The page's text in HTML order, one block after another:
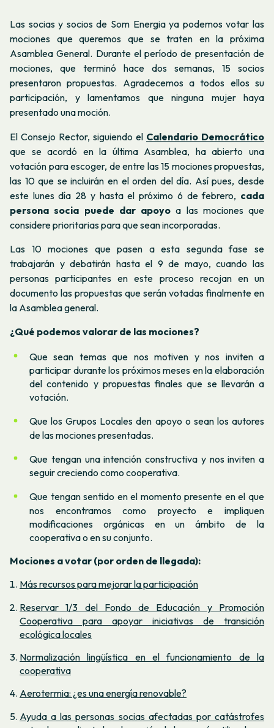
Las socias y socios de Som Energia ya podemos votar las
mociones que queremos que se traten en la próxima
Asamblea General. Durante el período de presentación de
mociones, que terminó hace dos semanas, 15 socios
presentaron propuestas. Agradecemos a todos ellos su
participación, y lamentamos que ninguna mujer haya
presentado una moción.
El Consejo Rector, siguiendo el Calendario Democrático
que se acordó en la última Asamblea, ha abierto una
votación para escoger, de entre las 15 mociones propuestas,
las 10 que se incluirán en el orden del día. Así pues, desde
este lunes día 28 y hasta el próximo 6 de febrero, cada
persona socia puede dar apoyo a las mociones que
considere prioritarias para que sean incorporadas.
Las 10 mociones que pasen a esta segunda fase se
trabajarán y debatirán hasta el 9 de mayo, cuando las
personas participantes en este proceso recojan en un
documento las propuestas que serán votadas finalmente en
la Asamblea general.
¿Qué podemos valorar de las mociones?
Que sean temas que nos motiven y nos inviten a
participar durante los próximos meses en la elaboración
del contenido y propuestas finales que se llevarán a
votación.
Que los Grupos Locales den apoyo o sean los autores
de las mociones presentadas.
Que tengan una intención constructiva y nos inviten a
seguir creciendo como cooperativa.
Que tengan sentido en el momento presente en el que
nos encontramos como proyecto e impliquen
modificaciones orgánicas en un ámbito de la
cooperativa o en su conjunto.
Mociones a votar (por orden de llegada):
Más recursos para mejorar la participación
Reservar 1/3 del Fondo de Educación y Promoción
Cooperativa para apoyar iniciativas de transición
ecológica locales
Normalización lingüística en el funcionamiento de la
cooperativa
Aerotermia: ¿es una energía renovable?
Ayuda a las personas socias afectadas por catástrofes